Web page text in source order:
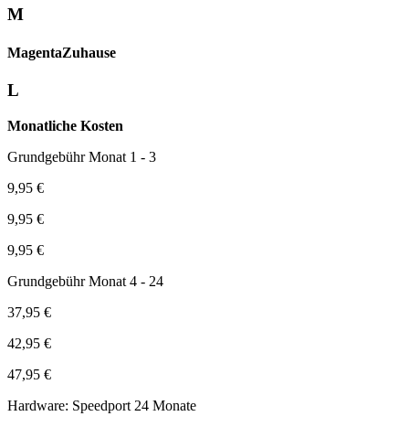
M
Magenta­Zuhause
L
Monatliche Kosten
Grundgebühr Monat 1 - 3
9,95 €
9,95 €
9,95 €
Grundgebühr Monat 4 - 24
37,95 €
42,95 €
47,95 €
Hardware: Speedport 24 Monate